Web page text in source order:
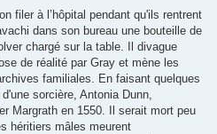
filer à l’hôpital pendant qu'ils rentrent
dans son bureau une bouteille de
chargé sur la table. Il divague
de réalité par Gray et mène les
familiales. En faisant quelques
sorcière, Antonia Dunn,
Margrath en 1550. Il serait mort peu
héritiers mâles meurent